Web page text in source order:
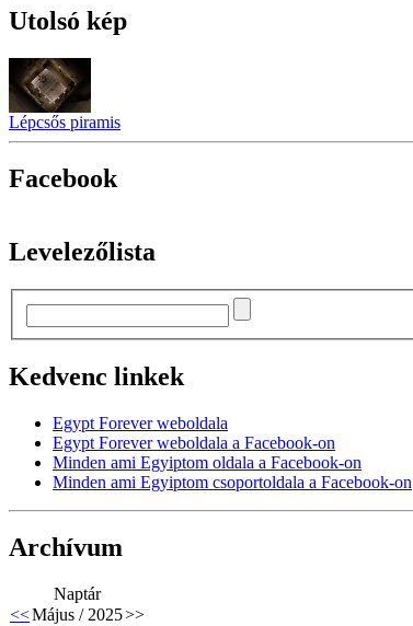
Utolsó kép
Lépcsős piramis
Facebook
Levelezőlista
Kedvenc linkek
Egypt Forever weboldala
Egypt Forever weboldala a Facebook-on
Minden ami Egyiptom oldala a Facebook-on
Minden ami Egyiptom csoportoldala a Facebook-on
Archívum
Naptár
<<Május / 2025>>